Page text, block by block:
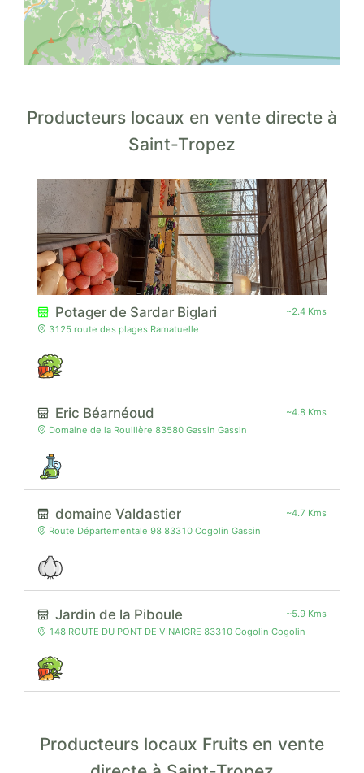
Producteurs locaux en vente directe à
Saint-Tropez
Potager de Sardar Biglari
~2.4 Kms
3125 route des plages Ramatuelle
Eric Béarnéoud
~4.8 Kms
Domaine de la Rouillère 83580 Gassin Gassin
domaine Valdastier
~4.7 Kms
Route Départementale 98 83310 Cogolin Gassin
Jardin de la Piboule
~5.9 Kms
148 ROUTE DU PONT DE VINAIGRE 83310 Cogolin Cogolin
Producteurs locaux Fruits en vente